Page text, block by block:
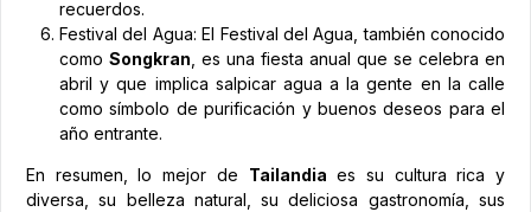
recuerdos.
Festival del Agua: El Festival del Agua, también conocido
como Songkran , es una fiesta anual que se celebra en
abril y que implica salpicar agua a la gente en la calle
como símbolo de purificación y buenos deseos para el
año entrante.
En resumen, lo mejor de Tailandia es su cultura rica y
diversa, su belleza natural, su deliciosa gastronomía, sus